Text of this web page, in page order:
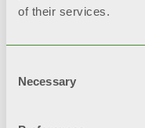
of their services.
Selection
Necessary
Політика